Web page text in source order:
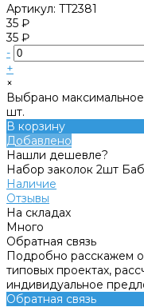
Артикул: TT2381
35 ₽
35 ₽
-
+
×
Выбрано максимальное
шт.
В корзину
Добавлено
Нашли дешевле?
Набор заколок 2шт
Наличие
Отзывы
На складах
Много
Обратная связь
Подробно расскажем о
типовых проектах,
индивидуальное
Обратная связь